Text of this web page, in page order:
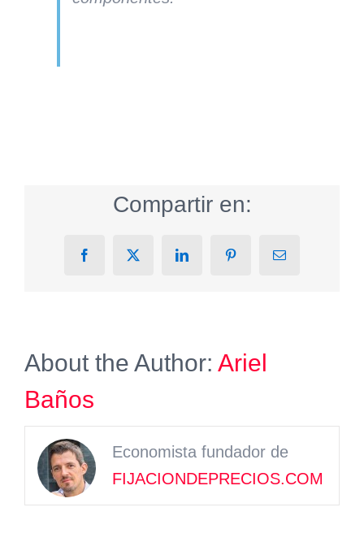
Compartir en:
FacebookX LinkedInPinterest Email
About the Author: Ariel
Baños
Economista fundador de
FIJACIONDEPRECIOS.COM